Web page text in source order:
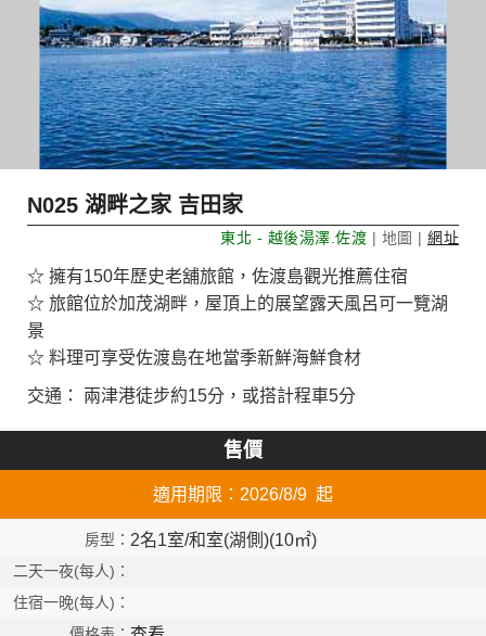
N025 湖畔之家 吉田家
東北 - 越後湯澤.佐渡 | 地圖 | 網址
☆ 擁有150年歷史老舖旅館，佐渡島觀光推薦住宿
☆ 旅館位於加茂湖畔，屋頂上的展望露天風呂可一覽湖
景
☆ 料理可享受佐渡島在地當季新鮮海鮮食材
交通： 兩津港徒步約15分，或搭計程車5分
售價
適用期限：2026/8/9 起
2名1室/和室(湖側)(10㎡)